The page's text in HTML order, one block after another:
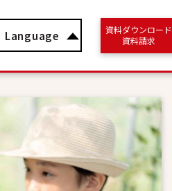
Language
資料ダウンロード
資料請求